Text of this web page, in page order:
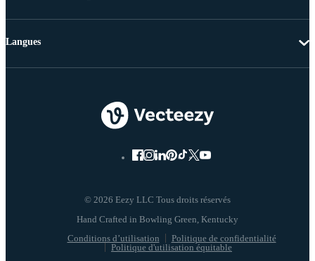
© 2026 Eezy LLC Tous droits réservés
Conditions d’utilisation
Politique de confidentialité
Politique d'utilisation équitable
Langues